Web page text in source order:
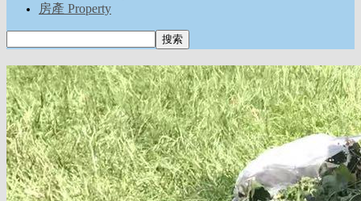
房產 Property